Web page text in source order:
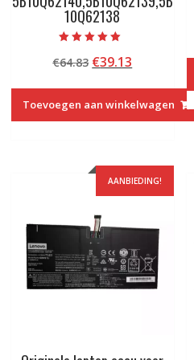
10Q62138
5.00
van 5
€64.83 Oorspronkelijke
was:
€64.83.
€39.13
is:
€39.13.
Toevoegen aan winkelwagen
AANBIEDING!